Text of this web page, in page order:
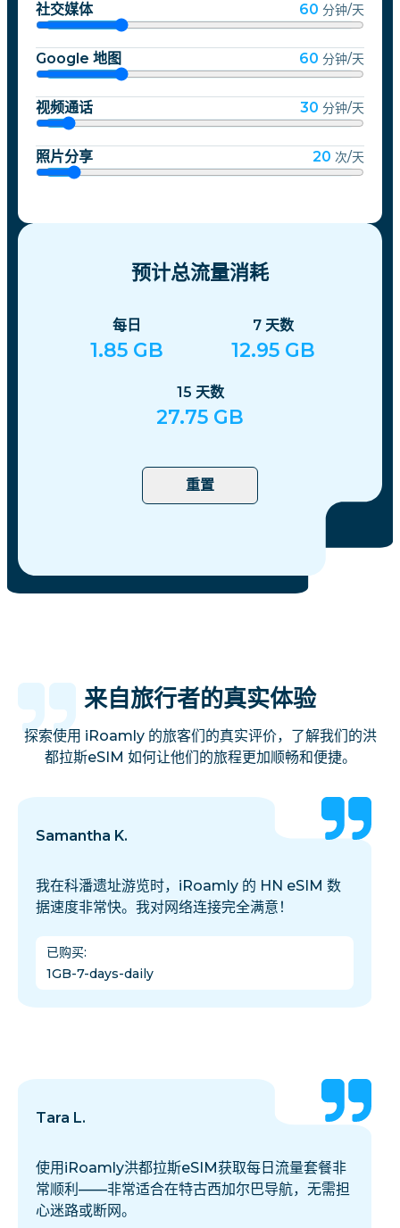
社交媒体 60 分钟/天
Google 地图 60 分钟/天
视频通话 30 分钟/天
照片分享 20 次/天
预计总流量消耗
每日
1.85 GB
7 天数
12.95 GB
15 天数
27.75 GB
重置
来自旅行者的真实体验
探索使用 iRoamly 的旅客们的真实评价，了解我们的洪
都拉斯eSIM 如何让他们的旅程更加顺畅和便捷。
Samantha K.
我在科潘遗址游览时，iRoamly 的 HN eSIM 数
据速度非常快。我对网络连接完全满意！
已购买:
1GB-7-days-daily
Tara L.
使用iRoamly洪都拉斯eSIM获取每日流量套餐非
常顺利——非常适合在特古西加尔巴导航，无需担
心迷路或断网。